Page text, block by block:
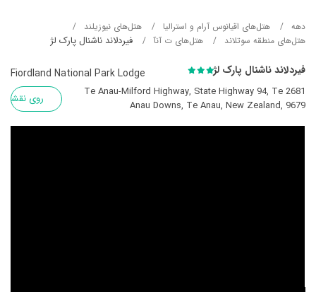
دهه هتل‌های اقیانوس آرام و استرالیا
هتل‌های نیوزیلند
هتل‌های منطقه سوتلاند
هتل‌های ت آنآ فیردلاند ناشنال پارک لژ
فیردلاند ناشنال پارک لژ Fiordland National Park Lodge
2681 Te Anau-Milford Highway, State Highway 94, Te
Anau Downs, Te Anau, New Zealand, 9679
روی نقشه